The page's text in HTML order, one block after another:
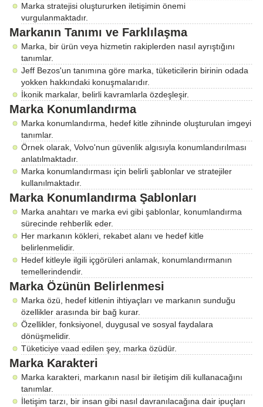
Marka stratejisi oluştururken iletişimin önemi
vurgulanmaktadır.
Markanın Tanımı ve Farklılaşma
Marka, bir ürün veya hizmetin rakiplerden nasıl ayrıştığını
tanımlar.
Jeff Bezos'un tanımına göre marka, tüketicilerin birinin odada
yokken hakkındaki konuşmalarıdır.
İkonik markalar, belirli kavramlarla özdeşleşir.
Marka Konumlandırma
Marka konumlandırma, hedef kitle zihninde oluşturulan imgeyi
tanımlar.
Örnek olarak, Volvo'nun güvenlik algısıyla konumlandırılması
anlatılmaktadır.
Marka konumlandırması için belirli şablonlar ve stratejiler
kullanılmaktadır.
Marka Konumlandırma Şablonları
Marka anahtarı ve marka evi gibi şablonlar, konumlandırma
sürecinde rehberlik eder.
Her markanın kökleri, rekabet alanı ve hedef kitle
belirlenmelidir.
Hedef kitleyle ilgili içgörüleri anlamak, konumlandırmanın
temellerindendir.
Marka Özünün Belirlenmesi
Marka özü, hedef kitlenin ihtiyaçları ve markanın sunduğu
özellikler arasında bir bağ kurar.
Özellikler, fonksiyonel, duygusal ve sosyal faydalara
dönüşmelidir.
Tüketiciye vaad edilen şey, marka özüdür.
Marka Karakteri
Marka karakteri, markanın nasıl bir iletişim dili kullanacağını
tanımlar.
İletişim tarzı, bir insan gibi nasıl davranılacağına dair ipuçları